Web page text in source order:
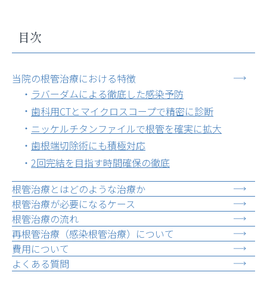
目次
当院の根管治療における特徴
ラバーダムによる徹底した感染予防
歯科用CTとマイクロスコープで精密に診断
ニッケルチタンファイルで根管を確実に拡大
歯根端切除術にも積極対応
2回完結を目指す時間確保の徹底
根管治療とはどのような治療か
根管治療が必要になるケース
根管治療の流れ
再根管治療（感染根管治療）について
費用について
よくある質問